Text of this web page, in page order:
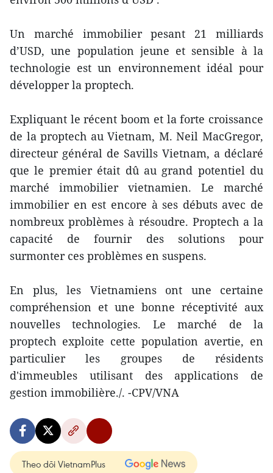
Un marché immobilier pesant 21 milliards
d’USD, une population jeune et sensible à la
technologie est un environnement idéal pour
développer la proptech.
Expliquant le récent boom et la forte croissance
de la proptech au Vietnam, M. Neil MacGregor,
directeur général de Savills Vietnam, a déclaré
que le premier était dû au grand potentiel du
marché immobilier vietnamien. Le marché
immobilier en est encore à ses débuts avec de
nombreux problèmes à résoudre. Proptech a la
capacité de fournir des solutions pour
surmonter ces problèmes en suspens.
En plus, les Vietnamiens ont une certaine
compréhension et une bonne réceptivité aux
nouvelles technologies. Le marché de la
proptech exploite cette population avertie, en
particulier les groupes de résidents
d'immeubles utilisant des applications de
gestion immobilière./. -CPV/VNA
Theo dõi VietnamPlus